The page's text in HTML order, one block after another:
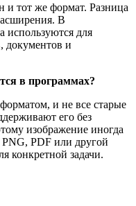
и тот же формат. Разница
В
используются для
документов и
в программах?
и не все старые
его без
изображение иногда
PNG, PDF или другой
конкретной задачи.